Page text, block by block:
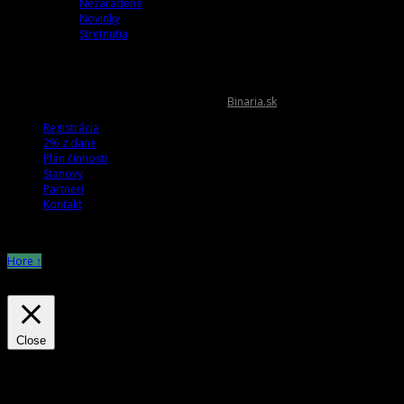
Nezaradené
Novinky
Stretnutia
Binaria.sk
Registrácia
2% z dane
Plán činnosti
Stanovy
Partneri
Kontakt
Hore ↑
Close